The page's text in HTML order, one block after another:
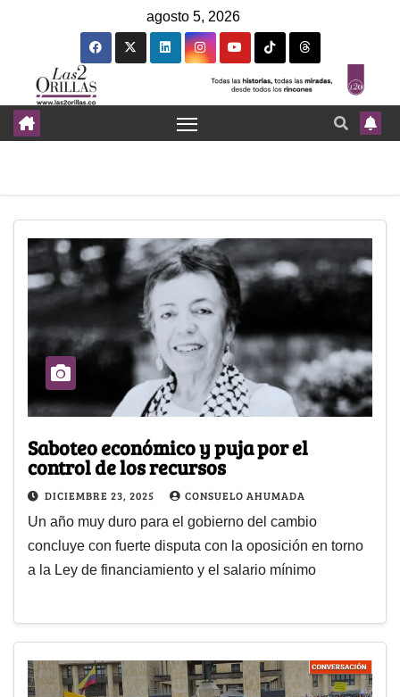
agosto 5, 2026
Saboteo económico y puja por el
control de los recursos
DICIEMBRE 23, 2025 CONSUELO AHUMADA
Un año muy duro para el gobierno del cambio
concluye con fuerte disputa con la oposición en torno
a la Ley de financiamiento y el salario mínimo